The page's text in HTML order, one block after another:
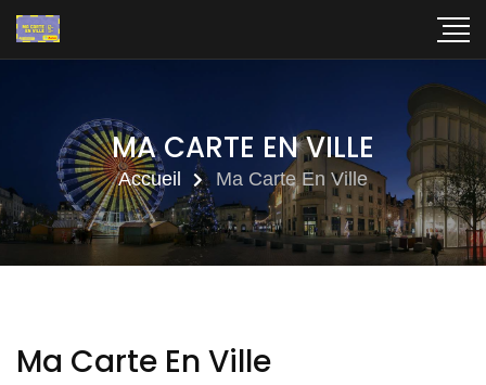
MA CARTE EN VILLE
Accueil Ma Carte En Ville
Ma Carte En Ville